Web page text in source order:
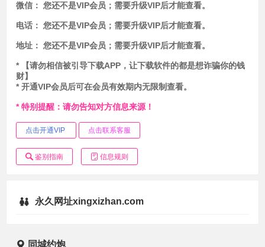
微信： 您还不是VIP会员；需要升级VIP后才能查看。
电话： 您还不是VIP会员；需要升级VIP后才能查看。
地址： 您还不是VIP会员；需要升级VIP后才能查看。
* 【请勿相信被引导下载APP，让下载软件的都是想诈骗你的钱
财】
* 开通VIP会员后可在会员有效期内无限制查看。
* 特别提醒：请勿告知对方信息来源！
点击开通VIP 点击联系客服
鉴别指南 信息规则
永久网址xingxizhan.com
同城约炮